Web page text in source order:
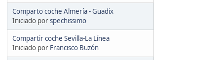
Comparto coche Almería - Guadix
Iniciado porspechissimo
Compartir coche Sevilla-La Línea
Iniciado por Francisco Buzón